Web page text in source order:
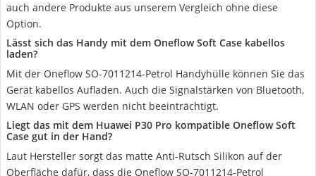
auch andere Produkte aus unserem Vergleich ohne diese
Option.
Lässt sich das Handy mit dem Oneflow Soft Case kabellos
laden?
Mit der Oneflow SO-7011214-Petrol Handyhülle können Sie das
Gerät kabellos Aufladen. Auch die Signalstärken von Bluetooth,
WLAN oder GPS werden nicht beeinträchtigt.
Liegt das mit dem Huawei P30 Pro kompatible Oneflow Soft
Case gut in der Hand?
Laut Hersteller sorgt das matte Anti-Rutsch Silikon auf der
Oberfläche dafür, dass die Oneflow SO-7011214-Petrol